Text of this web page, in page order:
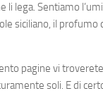
li lega. Sentiamo
siciliano, il profumo
pagine vi
soli. E di